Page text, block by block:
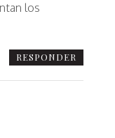
los
RESPONDER